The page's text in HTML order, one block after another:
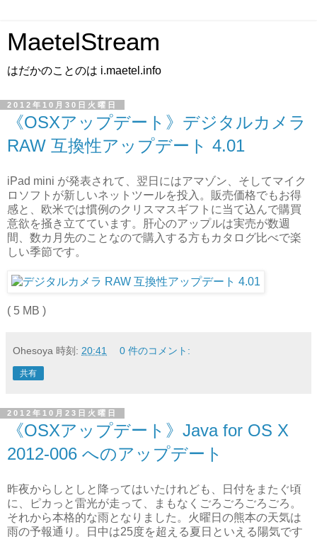
MaetelStream
はだかのことのは i.maetel.info
2012年10月30日火曜日
《OSXアップデート》デジタルカメラ
RAW 互換性アップデート 4.01
iPad mini が発表されて、翌日にはアマゾン、そしてマイク
ロソフトが新しいネットツールを投入。販売価格でもお得
感と、欧米では慣例のクリスマスギフトに当て込んで購買
意欲を掻き立てています。肝心のアップルは実売が数週
間、数カ月先のことなので購入する方もカタログ比べで楽
しい季節です。
( 5 MB )
Ohesoya 時刻: 20:41 0 件のコメント:
共有
2012年10月23日火曜日
《OSXアップデート》Java for OS X
2012-006 へのアップデート
昨夜からしとしと降ってはいたけれども、日付をまたぐ頃
に、ピカっと雷光が走って、まもなくごろごろごろごろ。
それから本格的な雨となりました。火曜日の熊本の天気は
雨の予報通り。日中は25度を超える夏日といえる陽気です